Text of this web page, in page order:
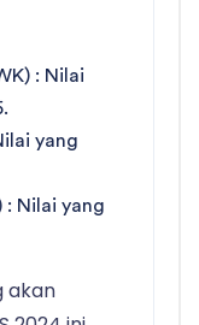
: Nilai
yang
: Nilai yang
akan